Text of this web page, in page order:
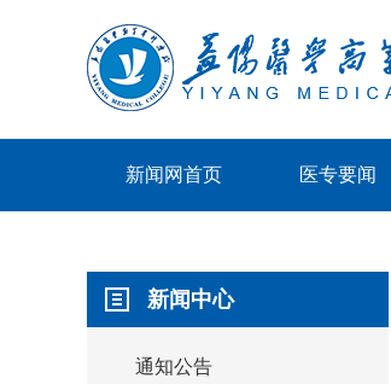
新闻网首页 医专要闻
新闻中心
通知公告